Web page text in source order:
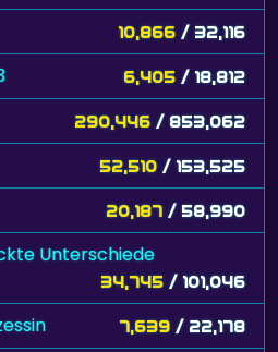
10,866 / 32,116
6,405 / 18,812
290,446 / 853,062
52,510 / 153,525
20,187 / 58,990
Unterschiede
34,745 / 101,046
7,639 / 22,178